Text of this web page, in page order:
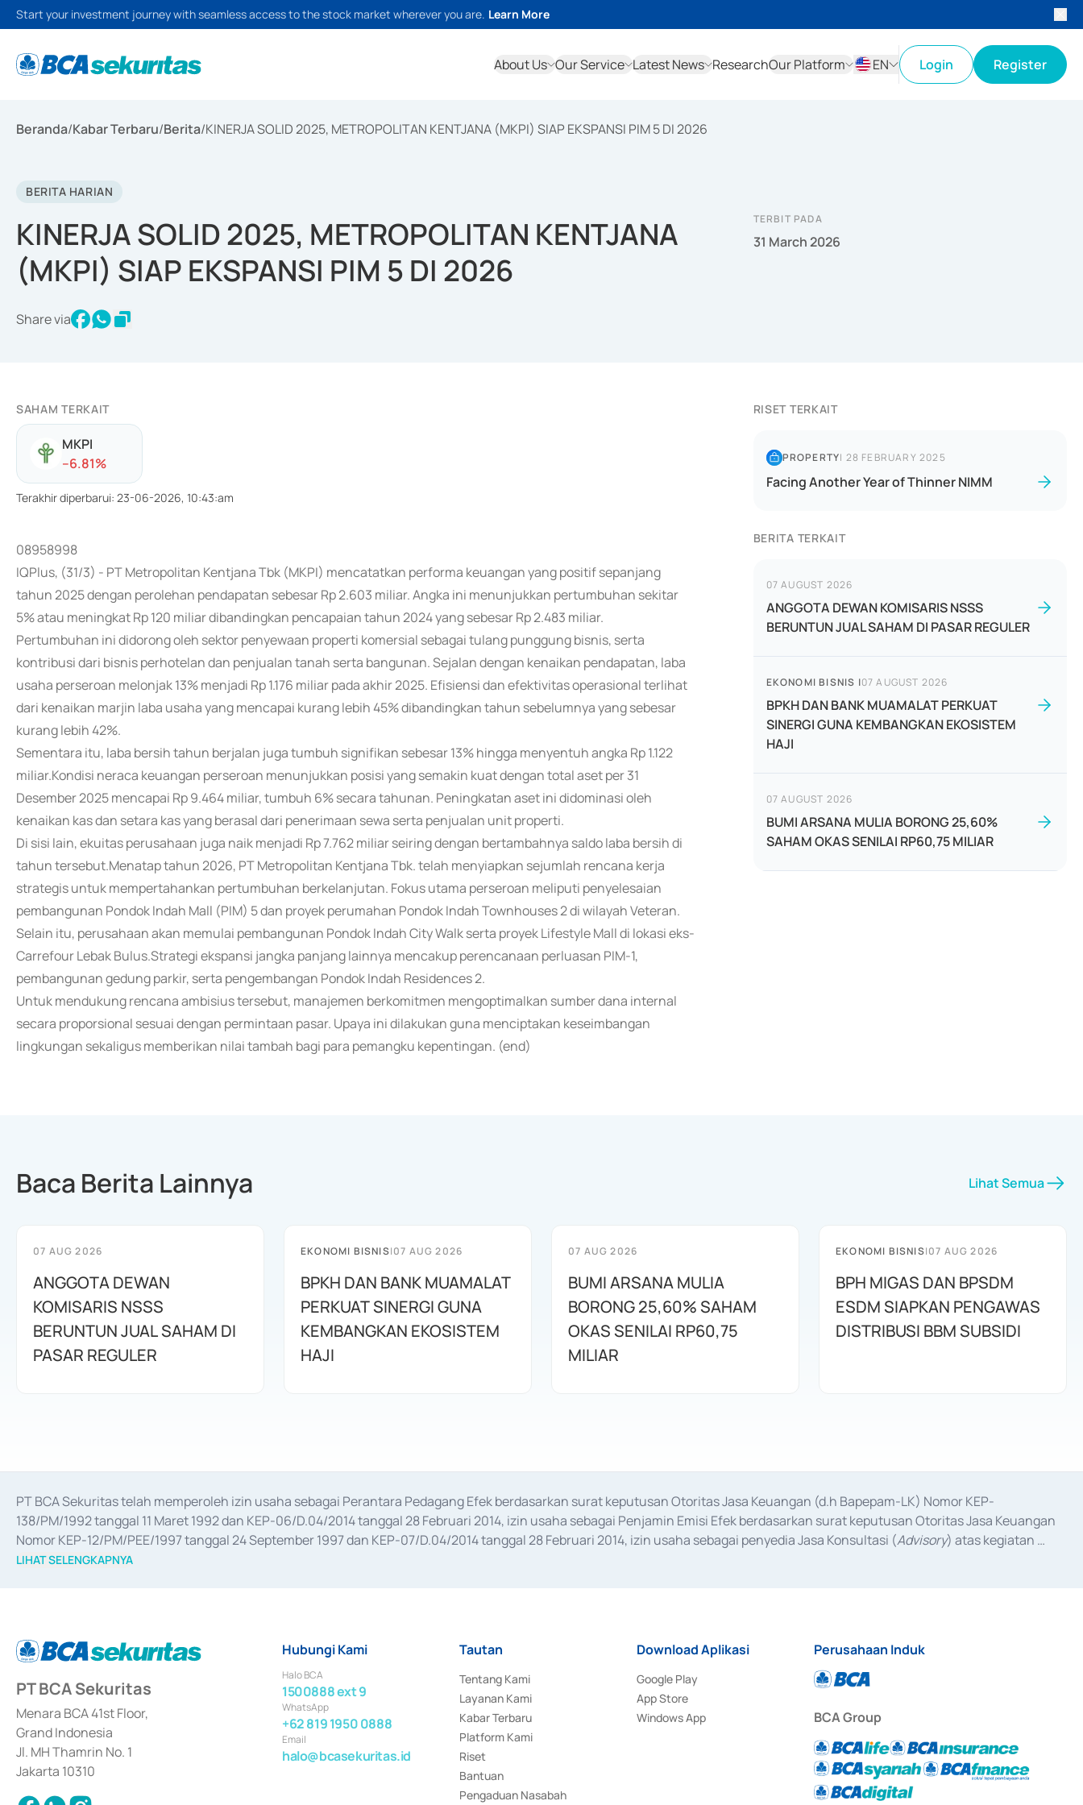
Start your investment journey with seamless access to the stock market wherever you are. Learn More
About Us Our Service Latest News ResearchOur Platform
EN
Login Register
Beranda/Kabar Terbaru/Berita/KINERJA SOLID 2025, METROPOLITAN KENTJANA (MKPI) SIAP EKSPANSI PIM 5 DI 2026
BERITA HARIAN
KINERJA SOLID 2025, METROPOLITAN KENTJANA
(MKPI) SIAP EKSPANSI PIM 5 DI 2026
Share via
TERBIT PADA
31 March 2026
SAHAM TERKAIT
MKPI
--6.81%
Terakhir diperbarui: 23-06-2026, 10:43:am
08958998
IQPlus, (31/3) - PT Metropolitan Kentjana Tbk (MKPI) mencatatkan performa keuangan yang positif sepanjang
tahun 2025 dengan perolehan pendapatan sebesar Rp 2.603 miliar. Angka ini menunjukkan pertumbuhan sekitar
5% atau meningkat Rp 120 miliar dibandingkan pencapaian tahun 2024 yang sebesar Rp 2.483 miliar.
Pertumbuhan ini didorong oleh sektor penyewaan properti komersial sebagai tulang punggung bisnis, serta
kontribusi dari bisnis perhotelan dan penjualan tanah serta bangunan. Sejalan dengan kenaikan pendapatan, laba
usaha perseroan melonjak 13% menjadi Rp 1.176 miliar pada akhir 2025. Efisiensi dan efektivitas operasional terlihat
dari kenaikan marjin laba usaha yang mencapai kurang lebih 45% dibandingkan tahun sebelumnya yang sebesar
kurang lebih 42%.
Sementara itu, laba bersih tahun berjalan juga tumbuh signifikan sebesar 13% hingga menyentuh angka Rp 1.122
miliar.Kondisi neraca keuangan perseroan menunjukkan posisi yang semakin kuat dengan total aset per 31
Desember 2025 mencapai Rp 9.464 miliar, tumbuh 6% secara tahunan. Peningkatan aset ini didominasi oleh
kenaikan kas dan setara kas yang berasal dari penerimaan sewa serta penjualan unit properti.
Di sisi lain, ekuitas perusahaan juga naik menjadi Rp 7.762 miliar seiring dengan bertambahnya saldo laba bersih di
tahun tersebut.Menatap tahun 2026, PT Metropolitan Kentjana Tbk. telah menyiapkan sejumlah rencana kerja
strategis untuk mempertahankan pertumbuhan berkelanjutan. Fokus utama perseroan meliputi penyelesaian
pembangunan Pondok Indah Mall (PIM) 5 dan proyek perumahan Pondok Indah Townhouses 2 di wilayah Veteran.
Selain itu, perusahaan akan memulai pembangunan Pondok Indah City Walk serta proyek Lifestyle Mall di lokasi eks-
Carrefour Lebak Bulus.Strategi ekspansi jangka panjang lainnya mencakup perencanaan perluasan PIM-1,
pembangunan gedung parkir, serta pengembangan Pondok Indah Residences 2.
Untuk mendukung rencana ambisius tersebut, manajemen berkomitmen mengoptimalkan sumber dana internal
secara proporsional sesuai dengan permintaan pasar. Upaya ini dilakukan guna menciptakan keseimbangan
lingkungan sekaligus memberikan nilai tambah bagi para pemangku kepentingan. (end)
RISET TERKAIT
PROPERTY| 28 FEBRUARY 2025
Facing Another Year of Thinner NIMM
BERITA TERKAIT
07 AUGUST 2026
ANGGOTA DEWAN KOMISARIS NSSS
BERUNTUN JUAL SAHAM DI PASAR REGULER
EKONOMI BISNIS |07 AUGUST 2026
BPKH DAN BANK MUAMALAT PERKUAT
SINERGI GUNA KEMBANGKAN EKOSISTEM
HAJI
07 AUGUST 2026
BUMI ARSANA MULIA BORONG 25,60%
SAHAM OKAS SENILAI RP60,75 MILIAR
Baca Berita Lainnya Lihat Semua
07 AUG 2026
ANGGOTA DEWAN
KOMISARIS NSSS
BERUNTUN JUAL SAHAM DI
PASAR REGULER
EKONOMI BISNIS|07 AUG 2026
BPKH DAN BANK MUAMALAT
PERKUAT SINERGI GUNA
KEMBANGKAN EKOSISTEM
HAJI
07 AUG 2026
BUMI ARSANA MULIA
BORONG 25,60% SAHAM
OKAS SENILAI RP60,75
MILIAR
EKONOMI BISNIS|07 AUG 2026
BPH MIGAS DAN BPSDM
ESDM SIAPKAN PENGAWAS
DISTRIBUSI BBM SUBSIDI
PT BCA Sekuritas telah memperoleh izin usaha sebagai Perantara Pedagang Efek berdasarkan surat keputusan Otoritas Jasa Keuangan (d.h Bapepam-LK) Nomor KEP-
138/PM/1992 tanggal 11 Maret 1992 dan KEP-06/D.04/2014 tanggal 28 Februari 2014, izin usaha sebagai Penjamin Emisi Efek berdasarkan surat keputusan Otoritas Jasa Keuangan
Nomor KEP-12/PM/PEE/1997 tanggal 24 September 1997 dan KEP-07/D.04/2014 tanggal 28 Februari 2014, izin usaha sebagai penyedia Jasa Konsultasi (Advisory) atas kegiatan
merger, akuisisi, divestasi, dan
LIHAT SELENGKAPNYA
PT BCA Sekuritas
Menara BCA 41st Floor,
Grand Indonesia
Jl. MH Thamrin No. 1
Jakarta 10310
Hubungi Kami
Halo BCA
1500888 ext 9
WhatsApp
+62 819 1950 0888
Email
halo@bcasekuritas.id
Tautan
Tentang Kami
Layanan Kami
Kabar Terbaru
Platform Kami
Riset
Bantuan
Pengaduan Nasabah
Download Aplikasi
Google Play
App Store
Windows App
Perusahaan Induk
BCA Group